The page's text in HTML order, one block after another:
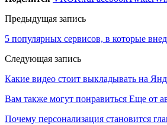
Предыдущая запись
5 популярных сервисов, в которые
Следующая запись
Какие видео стоит выкладывать на
Вам также могут понравиться Еще от
Почему персонализация становится